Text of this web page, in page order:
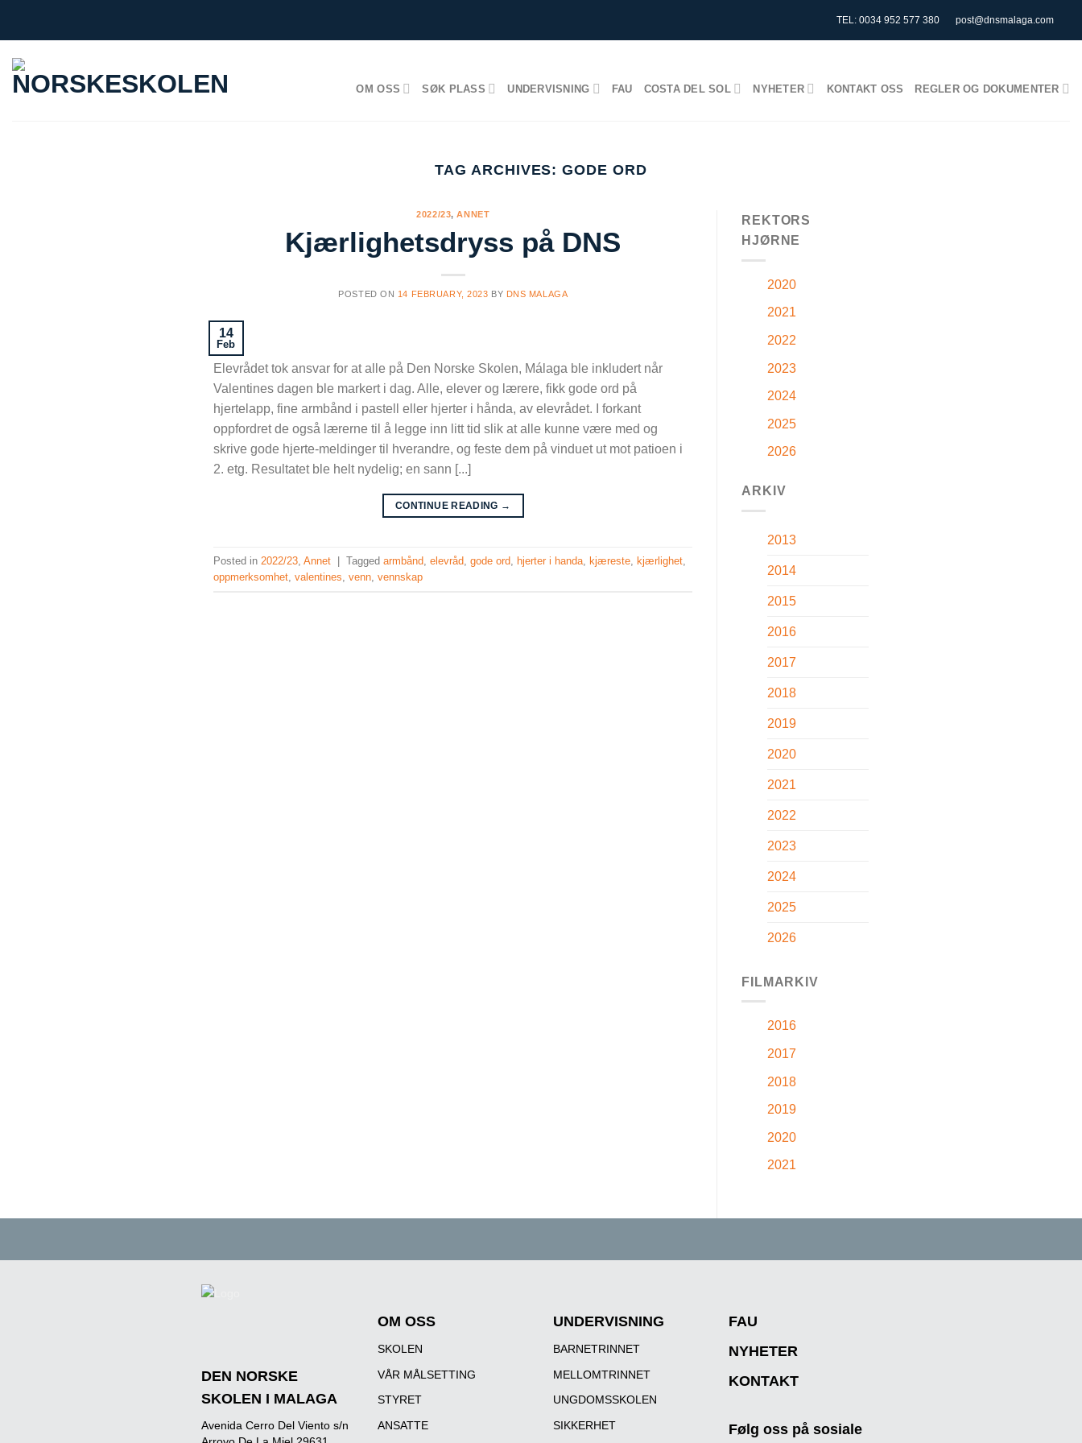
TEL: 0034 952 577 380 post@dnsmalaga.com
OM OSS SØK PLASS UNDERVISNING FAU COSTA DEL SOL NYHETER KONTAKT OSS REGLER OG DOKUMENTER
TAG ARCHIVES:GODE ORD
2022/23,ANNET
Kjærlighetsdryss på DNS
POSTED ON 14 FEBRUARY, 2023 BY DNS MALAGA
14
Feb
Elevrådet tok ansvar for at alle på Den Norske Skolen, Málaga ble inkludert når
Valentines dagen ble markert i dag. Alle, elever og lærere, fikk gode ord på
hjertelapp, fine armbånd i pastell eller hjerter i hånda, av elevrådet. I forkant
oppfordret de også lærerne til å legge inn litt tid slik at alle kunne være med og
skrive gode hjerte-meldinger til hverandre, og feste dem på vinduet ut mot patioen i
2. etg. Resultatet ble helt nydelig; en sann [...]
CONTINUE READING →
Posted in 2022/23 ,Annet | Taggedarmbånd ,elevråd ,gode ord hjerter i handa ,kjæreste ,kjærlighet
oppmerksomhet ,valentines ,venn ,vennskap
REKTORS
HJØRNE
2020
2021
2022
2023
2024
2025
2026
ARKIV
2013
2014
2015
2016
2017
2018
2019
2020
2021
2022
2023
2024
2025
2026
FILMARKIV
2016
2017
2018
2019
2020
2021
DEN NORSKE
SKOLEN I MALAGA
Avenida Cerro Del Viento s/n
OM OSS
SKOLEN
VÅR MÅLSETTING
STYRET
ANSATTE
UNDERVISNING
BARNETRINNET
MELLOMTRINNET
UNGDOMSSKOLEN
SIKKERHET
FAU
NYHETER
KONTAKT
Følg oss på sosiale